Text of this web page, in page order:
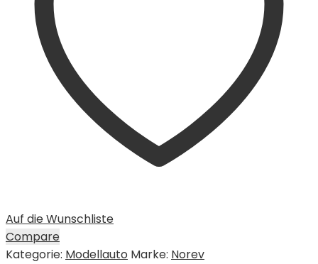
Auf die Wunschliste
Compare
Kategorie: Modellauto Marke: Norev